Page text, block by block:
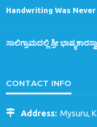
Handwriting Was
ಸಾಲಿಗ್ರಾಮದಲ್ಲಿ ಶ್ರೀ
CONTACT INFO
Address: Mysuru,